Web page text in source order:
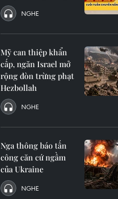
NGHE
Mỹ can thiệp khẩn
cấp, ngăn Israel mở
rộng đòn trừng phạt
Hezbollah
NGHE
Nga thông báo tấn
công căn cứ ngầm
của Ukraine
NGHE